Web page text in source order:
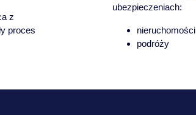
z
proces
ubezpieczeniach:
nieruchomości
podróży